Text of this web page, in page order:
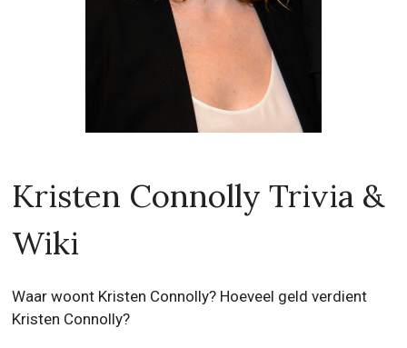
Kristen Connolly Trivia &
Wiki
Waar woont Kristen Connolly? Hoeveel geld verdient
Kristen Connolly?